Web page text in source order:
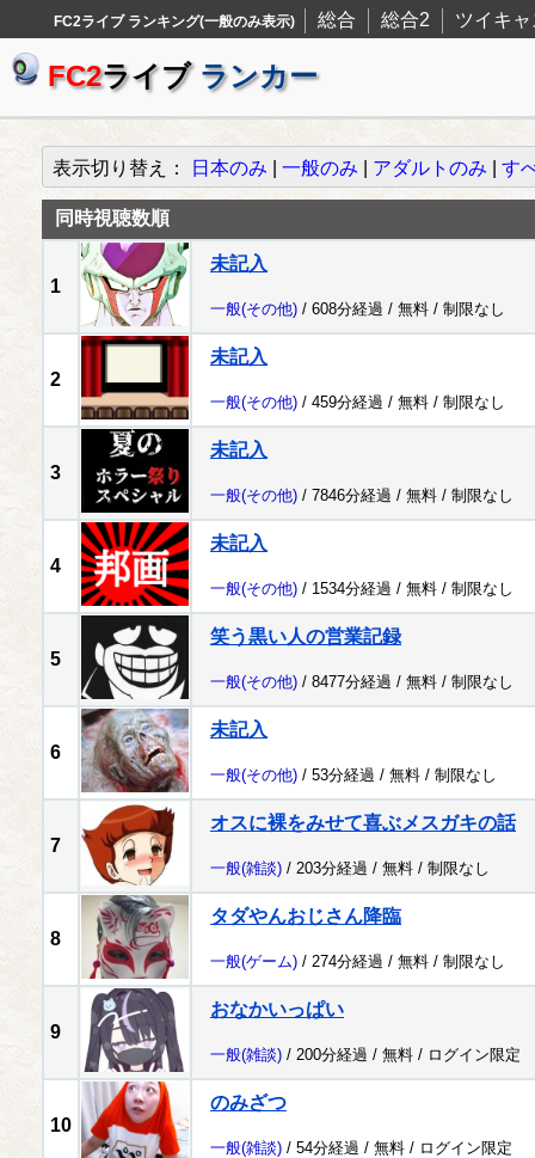
FC2ライブ ランキング(一般のみ表示) 総合 総合2 ツイキャ
FC2ライブ ランカー
表示切り替え： 日本のみ 一般のみ アダルトのみ す
同時視聴数順
1
未記入
一般(その他) / 608分経過 / 無料 / 制限なし
2
未記入
一般(その他) / 459分経過 / 無料 / 制限なし
3
未記入
一般(その他) / 7846分経過 / 無料 / 制限なし
4
未記入
一般(その他) / 1534分経過 / 無料 / 制限なし
5
笑う黒い人の営業記録
一般(その他) / 8477分経過 / 無料 / 制限なし
6
未記入
一般(その他) / 53分経過 / 無料 / 制限なし
7
オスに裸をみせて喜ぶメスガキの話
一般(雑談) / 203分経過 / 無料 / 制限なし
8
タダやんおじさん降臨
一般(ゲーム) / 274分経過 / 無料 / 制限なし
9
おなかいっぱい
一般(雑談) / 200分経過 / 無料 / ログイン限定
10
のみざつ
一般(雑談) / 54分経過 / 無料 / ログイン限定